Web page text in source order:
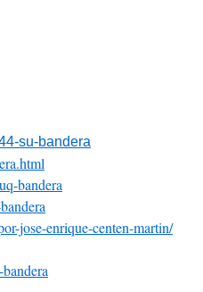
su-bandera
bandera
jose-enrique-centen-martin/